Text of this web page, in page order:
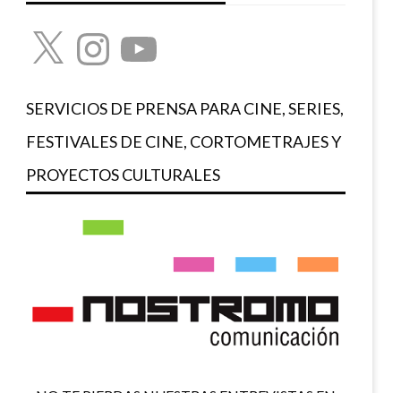
X InstagramYouTube
SERVICIOS DE PRENSA PARA CINE, SERIES,
FESTIVALES DE CINE, CORTOMETRAJES Y
PROYECTOS CULTURALES